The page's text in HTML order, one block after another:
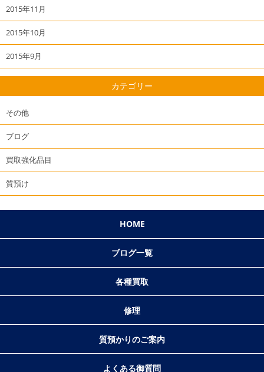
2015年11月
2015年10月
2015年9月
カテゴリー
その他
ブログ
買取強化品目
質預け
HOME
ブログ一覧
各種買取
修理
質預かりのご案内
よくある御質問